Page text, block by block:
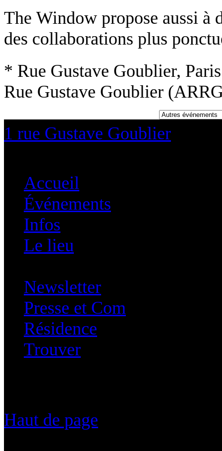
The Window propose aussi à
des collaborations plus
* Rue Gustave Goublier,
Rue Gustave Goublier
1 rue Gustave Goublier
Accueil
Événements
Infos
Le lieu
Newsletter
Presse et Com
Résidence
Trouver
Haut de page